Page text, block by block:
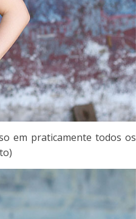
em praticamente todos os